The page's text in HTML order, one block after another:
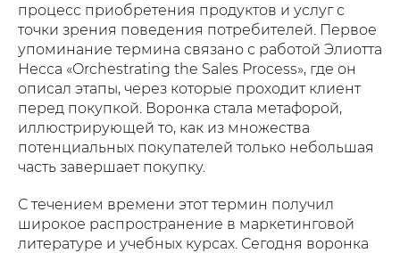
процесс приобретения продуктов и услуг с
точки зрения поведения потребителей. Первое
упоминание термина связано с работой Элиотта
Несса «Orchestrating the Sales Process», где он
описал этапы, через которые проходит клиент
перед покупкой. Воронка стала метафорой,
иллюстрирующей то, как из множества
потенциальных покупателей только небольшая
часть завершает покупку.
С течением времени этот термин получил
широкое распространение в маркетинговой
литературе и учебных курсах. Сегодня воронка